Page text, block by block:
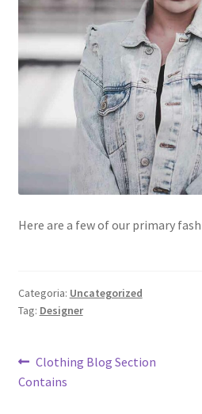
Here are a few of our primary
Categoria: Uncategorized
Tag: Designer
Navigazione
articoli
Articolo
precedente:
Clothing Blog Section
Contains